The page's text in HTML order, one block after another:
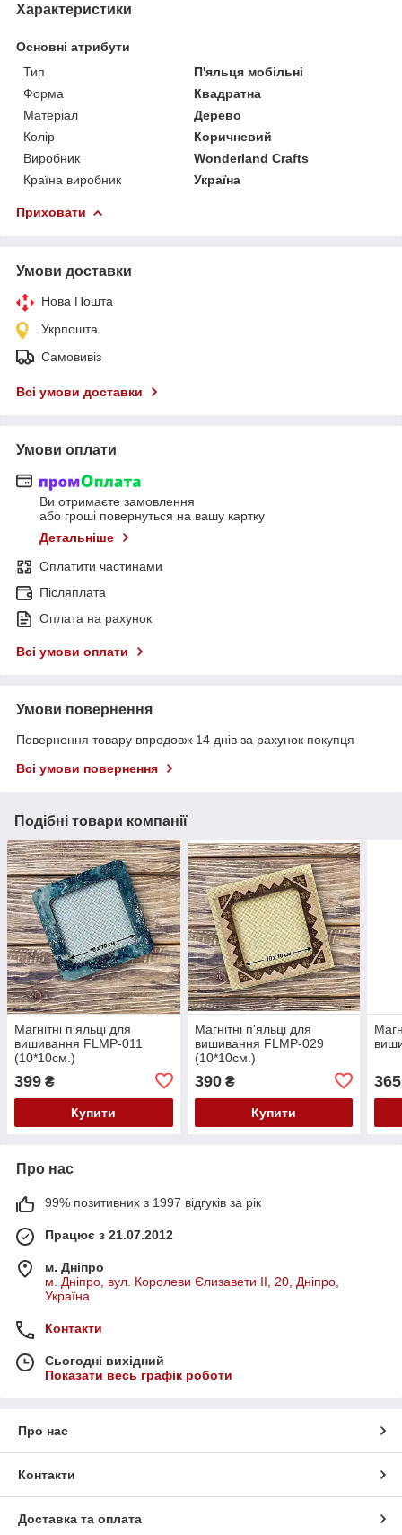
Характеристики
Основні атрибути
Тип
П'яльця мобільні
Форма
Квадратна
Матеріал
Дерево
Колір
Коричневий
Виробник
Wonderland Crafts
Країна виробник
Україна
Приховати
Умови доставки
Нова Пошта
Укрпошта
Самовивіз
Всі умови доставки
Умови оплати
Ви отримаєте замовлення
або гроші повернуться на вашу картку
Детальніше
Оплатити частинами
Післяплата
Оплата на рахунок
Всі умови оплати
Умови повернення
Повернення товару впродовж 14 днів за рахунок покупця
Всі умови повернення
Подібні товари компанії
Магнітні п'яльці для
вишивання FLMP-011
(10*10см.)
399 ₴
Купити
Магнітні п'яльці для
вишивання FLMP-029
(10*10см.)
390₴
Купити
365
Про нас
99% позитивних з 1997 відгуків за рік
Працює з 21.07.2012
м. Дніпро
м. Дніпро, вул. Королеви Єлизавети ІІ, 20, Дніпро,
Україна
Контакти
Сьогодні вихідний
Показати весь графік роботи
Про нас
Контакти
Доставка та оплата